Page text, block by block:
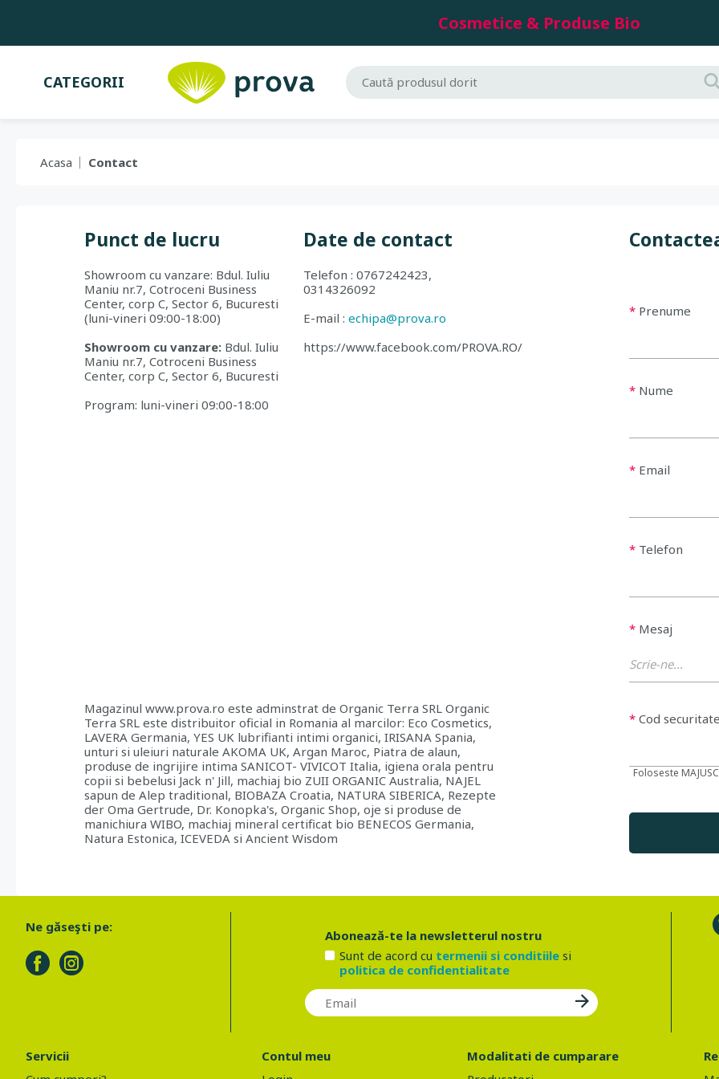
Cosmetice & Produse Bio
CATEGORII
Acasa Contact
Punct de lucru
Showroom cu vanzare: Bdul. Iuliu
Maniu nr.7, Cotroceni Business
Center, corp C, Sector 6, Bucuresti
(luni-vineri 09:00-18:00)
Showroom cu vanzare: Bdul. Iuliu
Maniu nr.7, Cotroceni Business
Center, corp C, Sector 6, Bucuresti
Program: luni-vineri 09:00-18:00
Date de contact
Telefon : 0767242423,
0314326092
E-mail : echipa@prova.ro
https://www.facebook.com/PROVA.RO/
Magazinul www.prova.ro este adminstrat de Organic Terra SRL Organic
Terra SRL este distribuitor oficial in Romania al marcilor: Eco Cosmetics,
LAVERA Germania, YES UK lubrifianti intimi organici, IRISANA Spania,
unturi si uleiuri naturale AKOMA UK, Argan Maroc, Piatra de alaun,
produse de ingrijire intima SANICOT- VIVICOT Italia, igiena orala pentru
copii si bebelusi Jack n' Jill, machiaj bio ZUII ORGANIC Australia, NAJEL
sapun de Alep traditional, BIOBAZA Croatia, NATURA SIBERICA, Rezepte
der Oma Gertrude, Dr. Konopka's, Organic Shop, oje si produse de
manichiura WIBO, machiaj mineral certificat bio BENECOS Germania,
Natura Estonica, ICEVEDA si Ancient Wisdom
* Prenume
* Nume
* Email
* Telefon
* Mesaj
* Cod
Foloseste
Ne găseşti pe:
Abonează-te la newsletterul nostru
Sunt de acord cu termenii si conditiilesi
politica de confidentialitate
Servicii
Contul meu
Modalitati de cumparare